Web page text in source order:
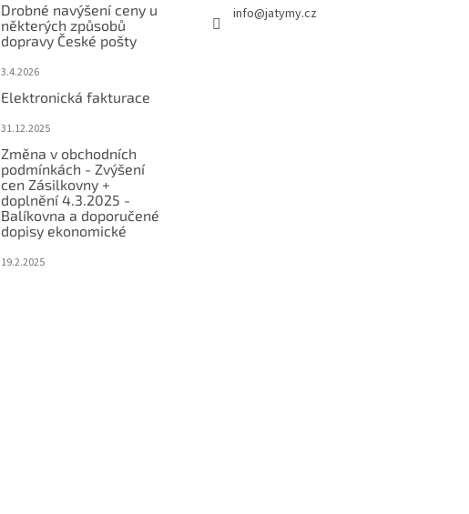
Drobné navýšení ceny u
některých způsobů
dopravy České pošty
3.4.2026
Elektronická fakturace
31.12.2025
Změna v obchodních
podmínkách - Zvýšení
cen Zásilkovny +
doplnění 4.3.2025 -
Balíkovna a doporučené
dopisy ekonomické
19.2.2025
info@jatymy.cz